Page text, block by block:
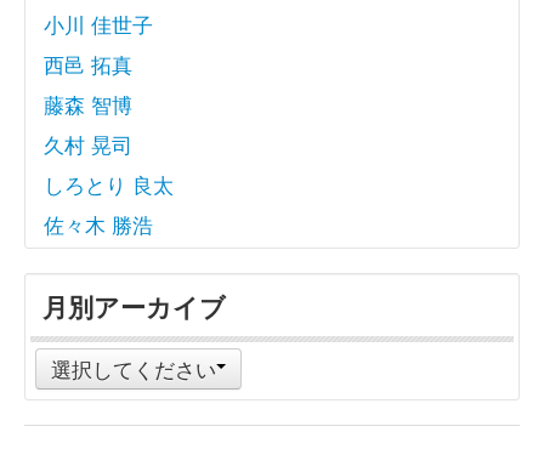
小川 佳世子
西邑 拓真
藤森 智博
久村 晃司
しろとり 良太
佐々木 勝浩
月別アーカイブ
選択してください